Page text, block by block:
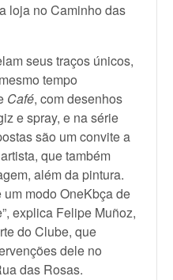
loja no Caminho das
seus traços únicos,
tempo
Café, com desenhos
e spray, e na série
são um convite a
que também
além da pintura.
modo OneKbça de
explica Felipe Muñoz,
do Clube, que
dele no
das Rosas.